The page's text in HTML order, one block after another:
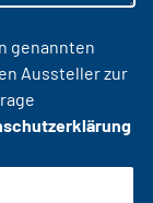
genannten
Aussteller zur